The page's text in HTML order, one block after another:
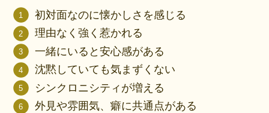
初対面なのに懐かしさを感じる
理由なく強く惹かれる
一緒にいると安心感がある
沈黙していても気まずくない
シンクロニシティが増える
外見や雰囲気、癖に共通点がある